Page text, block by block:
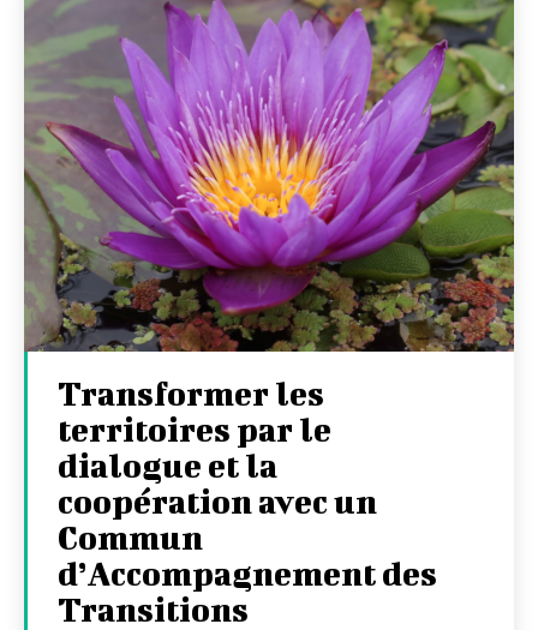
Transformer les
territoires par le
dialogue et la
coopération avec un
Commun
d’Accompagnement des
Transitions